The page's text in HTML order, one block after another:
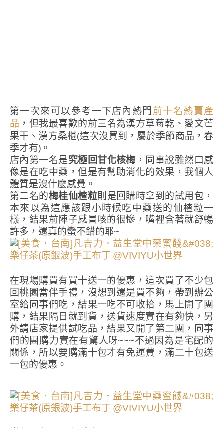
第一次來可以參考一下店內熱門前十名熱賣產
品 ，但我最喜歡的前三名為漢方草莓乾、愛文芒
果干、漢方桑椹(這次沒買到，屬於季節商品，春
季才有)。
店內第一名是究極回甘化核梅 ，同事說雖然口感
像是在吃中藥，但是有幫助消化的效果，我個人
體質是沒什麼感覺。
第二名的梅桂仙楂粒則是回購時拿到的試用包，
本來以為這應該跟小時候吃中藥送的仙楂粒一
樣，結果前陣子感冒咳的很慘，嘴裡含著就舒暢
許多，還真的蠻不錯的耶~
在現場購買有買十送一的優惠，這次買了不少包
回桃園當伴手禮，沒想到還是買不夠，帶到辦公
室給同事們吃，結果一吃不可收拾，馬上開了團
購，結果隔日就到貨，送貨速度實在有夠快，另
外請店家提供試吃品，結果又開了第二團，同事
們的團購力實在有驚人呀~~~不過因為是宅配的
關係，所以要購滿十包才有免運費，滿二十包送
一包的優惠。